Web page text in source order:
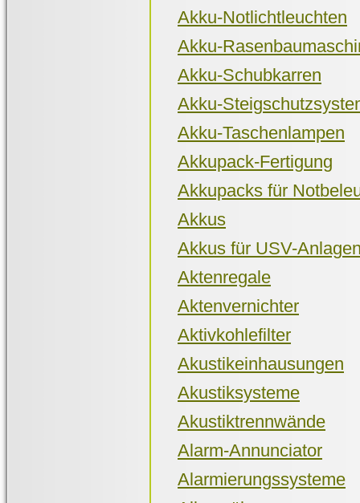
Akku-Notlichtleuchten
Akku-
Akku-Schubkarren
Akku-
Akku-Taschenlampen
Akkupack-Fertigung
Akkupacks für
Akkus
Akkus für USV-
Aktenregale
Aktenvernichter
Aktivkohlefilter
Akustikeinhausungen
Akustiksysteme
Akustiktrennwände
Alarm-Annunciator
Alarmierungssysteme